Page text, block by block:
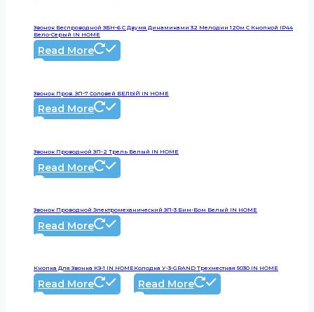
Звонок Беспроводной ЗБН-6 С Двумя Динамиками 32 Мелодии 120м С Кнопкой IP44
Бело-Серый IN HOME
Read More
Звонок Пров. ЗП-7 Соловей БЕЛЫЙ IN HOME
Read More
Звонок Проводной ЗП-2 Трель Белый IN HOME
Read More
Звонок Проводной Электромеханический ЗП-3 Бим-Бом Белый IN HOME
Read More
Кнопка Для Звонка КЗ-1 IN HOME
Read More
Колодка У-3-GRAND Трехместная 5030 IN HOME
Read More